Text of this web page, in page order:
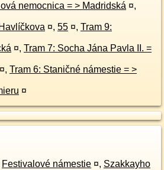
Bus 18: Nová nemocnica = > Madridská ¤,
Tram 9: Važecká = > Havlíčkova ¤, 55 ¤, Tram 9:
¤, Tram 7: Socha Jána Pavla II. =
¤, Tram 6: Staničné námestie = >
¤
Festivalové námestie ¤, Szakkayho